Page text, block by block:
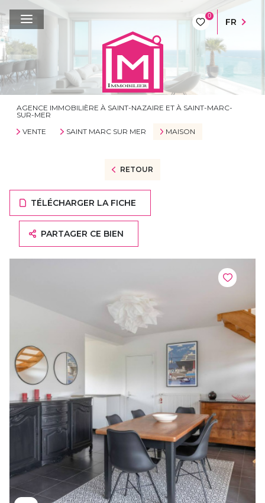
0
FR
AGENCE IMMOBILIÈRE À SAINT-NAZAIRE ET À SAINT-MARC-
SUR-MER
VENTE
SAINT MARC SUR MER MAISON
RETOUR
TÉLÉCHARGER LA FICHE
PARTAGER CE BIEN